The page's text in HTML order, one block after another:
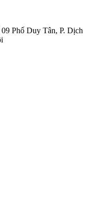
Phố Duy Tân, P. Dịch